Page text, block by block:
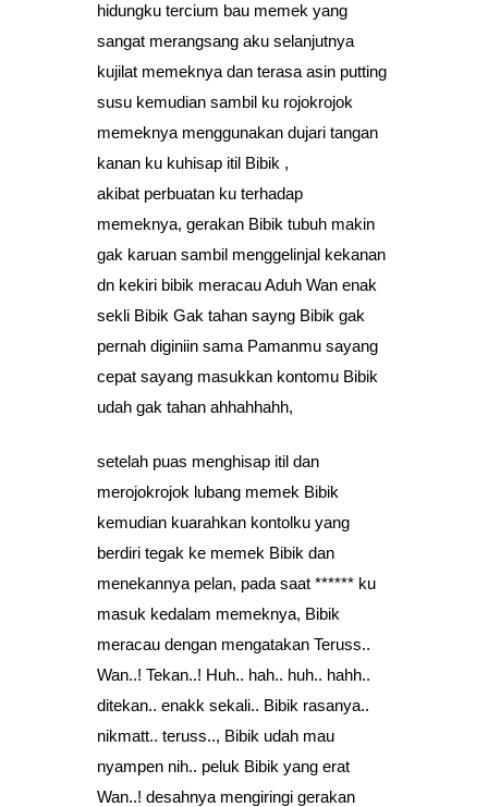
hidungku tercium bau memek yang
sangat merangsang aku selanjutnya
kujilat memeknya dan terasa asin putting
susu kemudian sambil ku rojokrojok
memeknya menggunakan dujari tangan
kanan ku kuhisap itil Bibik ,
akibat perbuatan ku terhadap
memeknya, gerakan Bibik tubuh makin
gak karuan sambil menggelinjal kekanan
dn kekiri bibik meracau Aduh Wan enak
sekli Bibik Gak tahan sayng Bibik gak
pernah diginiin sama Pamanmu sayang
cepat sayang masukkan kontomu Bibik
udah gak tahan ahhahhahh,
setelah puas menghisap itil dan
merojokrojok lubang memek Bibik
kemudian kuarahkan kontolku yang
berdiri tegak ke memek Bibik dan
menekannya pelan, pada saat ****** ku
masuk kedalam memeknya, Bibik
meracau dengan mengatakan Teruss..
Wan..! Tekan..! Huh.. hah.. huh.. hahh..
ditekan.. enakk sekali.. Bibik rasanya..
nikmatt.. teruss.., Bibik udah mau
nyampen nih.. peluk Bibik yang erat
Wan..! desahnya mengiringi gerakan